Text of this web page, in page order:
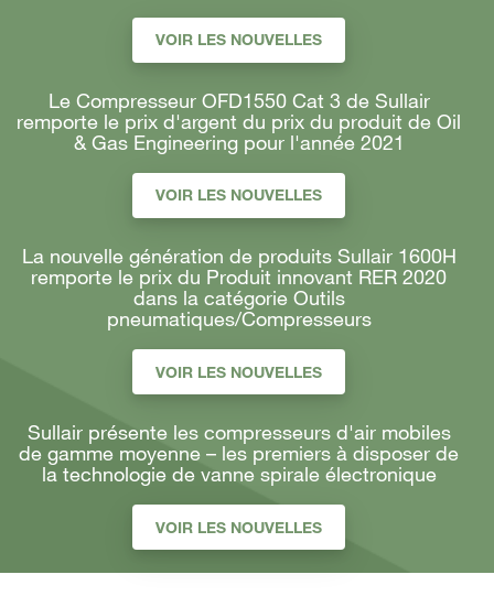
VOIR LES NOUVELLES
Le Compresseur OFD1550 Cat 3 de Sullair
remporte le prix d'argent du prix du produit de Oil
& Gas Engineering pour l'année 2021
VOIR LES NOUVELLES
La nouvelle génération de produits Sullair 1600H
remporte le prix du Produit innovant RER 2020
dans la catégorie Outils
pneumatiques/Compresseurs
VOIR LES NOUVELLES
Sullair présente les compresseurs d'air mobiles
de gamme moyenne – les premiers à disposer de
la technologie de vanne spirale électronique
VOIR LES NOUVELLES